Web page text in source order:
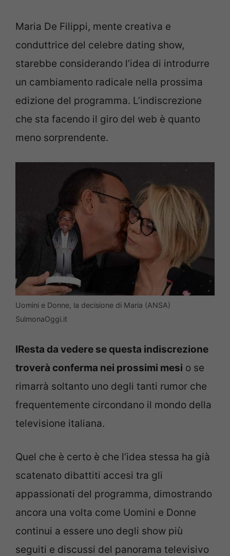
Maria De Filippi, mente creativa e
conduttrice del celebre dating show,
starebbe considerando l’idea di introdurre
un cambiamento radicale nella prossima
edizione del programma. L’indiscrezione
che sta facendo il giro del web è quanto
meno sorprendente.
Uomini e Donne, la decisione di Maria (ANSA)
SulmonaOggi.it
IResta da vedere se questa indiscrezione
troverà conferma nei prossimi mesi o se
rimarrà soltanto uno degli tanti rumor che
frequentemente circondano il mondo della
televisione italiana.
Quel che è certo è che l’idea stessa ha già
scatenato dibattiti accesi tra gli
appassionati del programma, dimostrando
ancora una volta come Uomini e Donne
continui a essere uno degli show più
seguiti e discussi del panorama televisivo